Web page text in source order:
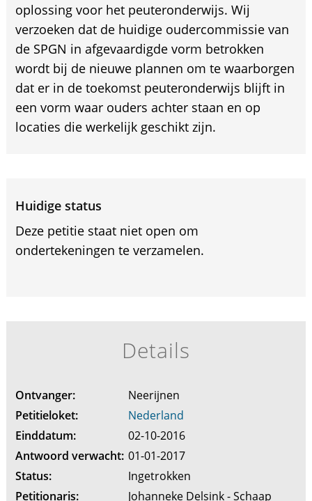
oplossing voor het peuteronderwijs. Wij
verzoeken dat de huidige oudercommissie van
de SPGN in afgevaardigde vorm betrokken
wordt bij de nieuwe plannen om te waarborgen
dat er in de toekomst peuteronderwijs blijft in
een vorm waar ouders achter staan en op
locaties die werkelijk geschikt zijn.
Huidige status
Deze petitie staat niet open om
ondertekeningen te verzamelen.
Details
Ontvanger:
Neerijnen
Petitieloket:
Nederland
Einddatum:
02-10-2016
Antwoord verwacht: 01-01-2017
Status:
Ingetrokken
Petitionaris:
Johanneke Delsink - Schaap